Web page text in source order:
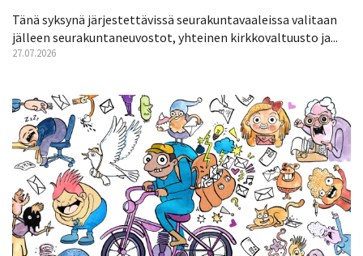
Tänä syksynä järjestettävissä seurakuntavaaleissa valitaan
jälleen seurakuntaneuvostot, yhteinen kirkkovaltuusto ja...
27.07.2026